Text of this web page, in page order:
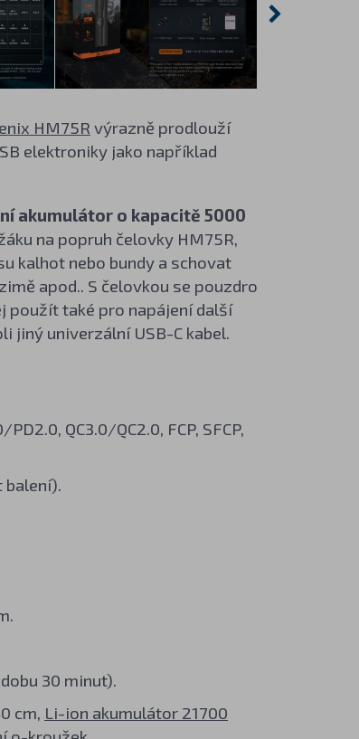
HM75R výrazně prodlouží
elektroniky jako například
akumulátor o kapacitě 5000
na popruh čelovky HM75R,
kalhot nebo bundy a schovat
apod.. S čelovkou se pouzdro
použít také pro napájení další
jiný univerzální USB-C kabel.
PD2.0, QC3.0/QC2.0, FCP, SFCP,
balení).
30 minut).
cm, Li-ion akumulátor 21700